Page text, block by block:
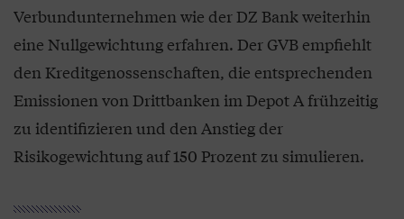
Verbundunternehmen wie der DZ Bank weiterhin
eine Nullgewichtung erfahren. Der GVB empfiehlt
den Kreditgenossenschaften, die entsprechenden
Emissionen von Drittbanken im Depot A frühzeitig
zu identifizieren und den Anstieg der
Risikogewichtung auf 150 Prozent zu simulieren.